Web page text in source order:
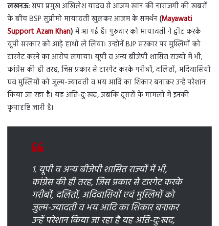
लखनऊ:सपा प्रमुख अखिलेश यादव से आजम खान की नाराजगी की खबरों
के बीच BSP सुप्रीमो मायावती खुलकर आजम के समर्थन(Mayawati
Support Azam Khan)में आ गई हैं। गुरुवार को मायावती ने ट्वीट करके
यूपी सरकार को आड़े हाथों ले लिया। उन्होनें BJP सरकार पर मुस्लिमों को
टारगेट करने का आरोप लगाया। यूपी व अन्य बीजेपी शासित राज्यों में भी,
कांग्रेस की ही तरह, जिस प्रकार से टारगेट करके गरीबों, दलितों, अदिवासियों
एवं मुस्लिमों को जुल्म-ज्यादती व भय आदि का शिकार बनाकर उन्हें परेशान
किया जा रहा है। यह अति-दुःखद, जबकि दूसरों के मामलों में इनकी
कृपादृष्टि जारी है।
1. यूपी व अन्य बीजेपी शासित राज्यों में भी,
कांग्रेस की ही तरह, जिस प्रकार से टारगेट करके
गरीबों, दलितों, अदिवासियों एवं मुस्लिमों को
जुल्म-ज्यादती व भय आदि का शिकार बनाकर
उन्हें परेशान किया जा रहा है यह अति-दुःखद,